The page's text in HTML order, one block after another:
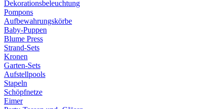
Dekorationsbeleuchtung
Pompons
Aufbewahrungskörbe
Baby-Puppen
Blume Press
Strand-Sets
Kronen
Garten-Sets
Aufstellpools
Stapeln
Schöpfnetze
Eimer